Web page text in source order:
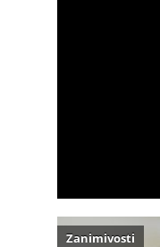
Zanimivosti